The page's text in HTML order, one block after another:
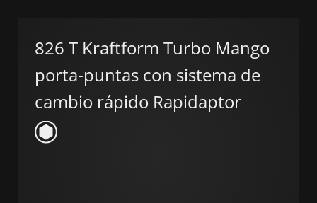
826 T Kraftform Turbo Mango
porta-puntas con sistema de
cambio rápido Rapidaptor